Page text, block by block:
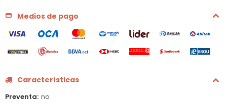
Medios de pago
Características
Preventa no